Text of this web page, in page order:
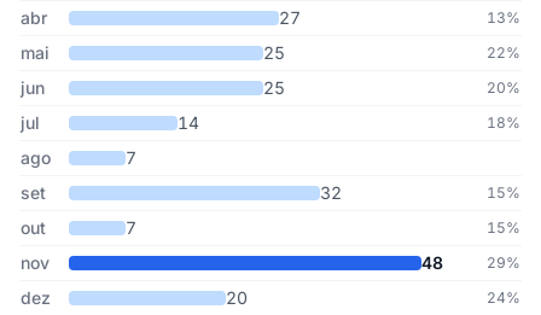
abr 27 13%
mai 25 22%
jun 25 20%
jul 14 18%
ago
7
set
32 15%
out 7 15%
nov 48 29%
dez 20 24%